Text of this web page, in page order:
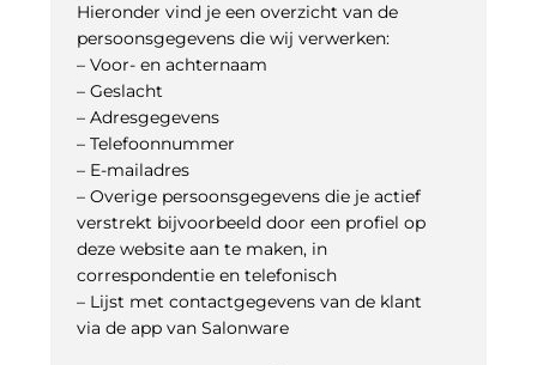
Hieronder vind je een overzicht van de
persoonsgegevens die wij verwerken:
– Voor- en achternaam
– Geslacht
– Adresgegevens
– Telefoonnummer
– E-mailadres
– Overige persoonsgegevens die je actief
verstrekt bijvoorbeeld door een profiel op
deze website aan te maken, in
correspondentie en telefonisch
– Lijst met contactgegevens van de klant
via de app van Salonware